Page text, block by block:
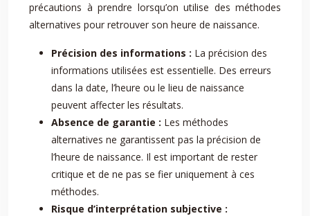
précautions à prendre lorsqu’on utilise des méthodes
alternatives pour retrouver son heure de naissance.
Précision des informations : La précision des
informations utilisées est essentielle. Des erreurs
dans la date, l’heure ou le lieu de naissance
peuvent affecter les résultats.
Absence de garantie : Les méthodes
alternatives ne garantissent pas la précision de
l’heure de naissance. Il est important de rester
critique et de ne pas se fier uniquement à ces
méthodes.
Risque d’interprétation subjective :